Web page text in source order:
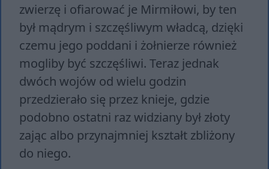
zwierzę i ofiarować je Mirmiłowi, by ten
był mądrym i szczęśliwym władcą, dzięki
czemu jego poddani i żołnierze również
mogliby być szczęśliwi. Teraz jednak
dwóch wojów od wielu godzin
przedzierało się przez knieje, gdzie
podobno ostatni raz widziany był złoty
zając albo przynajmniej kształt zbliżony
do niego.